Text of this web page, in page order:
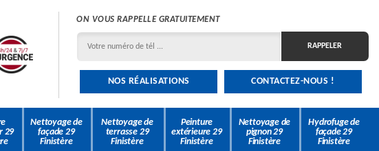
ON VOUS RAPPELLE GRATUITEMENT
NOS RÉALISATIONS CONTACTEZ-NOUS !
29
Nettoyage de
façade 29
Finistère
Nettoyage de
terrasse 29
Finistère
Peinture
extérieure 29
Finistère
Nettoyage de
pignon 29
Finistère
Hydrofuge de
façade 29
Finistère